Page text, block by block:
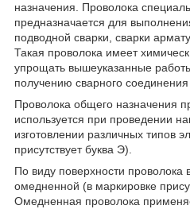
назначения. Проволока
предназначается для
подводной сварки, сварки
Такая проволока имеет
упрощать вышеуказанные
получению сварного
Проволока общего назначения
используется при проведении
изготовлении различных типов
присутствует буква Э).
По виду поверхности проволока
омедненной (в маркировке
Омедненная проволока